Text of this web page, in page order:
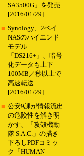
SA3500G」を発売
[2016/01/29]
■ Synology、2ベイ
NASのハイエンド
モデル
「DS216+」、暗号
化データも上下
100MB／秒以上で
高速転送
[2016/01/29]
■ 公安9課が情報流出
の危険性を解き明
かす、「攻殻機動
隊 S.A.C.」の描き
下ろしPDFコミッ
ク「HUMAN-